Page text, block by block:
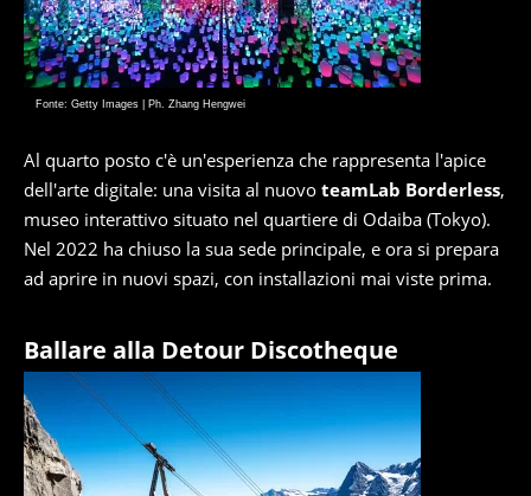
Fonte: Getty Images | Ph. Zhang Hengwei
Al quarto posto c'è un'esperienza che rappresenta l'apice
dell'arte digitale: una visita al nuovo teamLab Borderless,
museo interattivo situato nel quartiere di Odaiba (Tokyo).
Nel 2022 ha chiuso la sua sede principale, e ora si prepara
ad aprire in nuovi spazi, con installazioni mai viste prima.
Ballare alla Detour Discotheque